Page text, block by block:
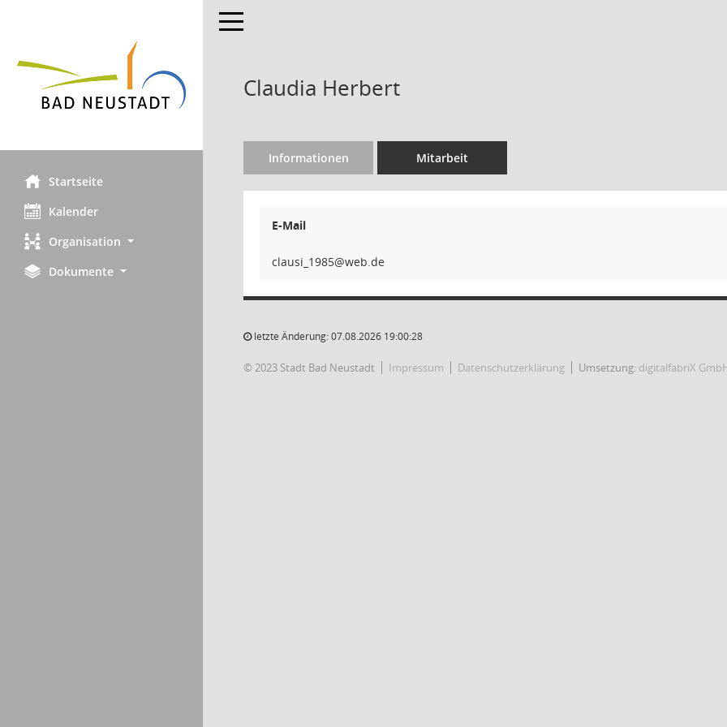
Startseite
Kalender
Organisation
Dokumente
Toggle navigation
Claudia Herbert
Informationen Mitarbeit
E-Mail
5891_
letzte Änderung: 07.08.2026 19:00:28
© 2023 Stadt Bad Neustadt Impressum Datenschutzerklärung Umsetzung: digitalfabriX